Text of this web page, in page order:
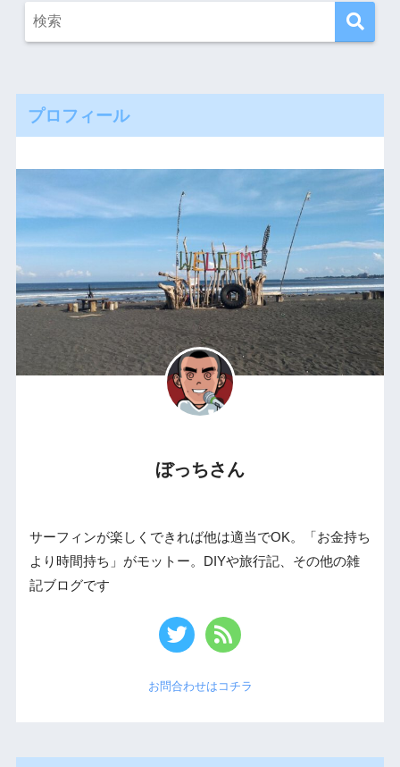
プロフィール
ぼっちさん
サーフィンが楽しくできれば他は適当でOK。「お金持ち
より時間持ち」がモットー。DIYや旅行記、その他の雑
記ブログです
お問合わせはコチラ